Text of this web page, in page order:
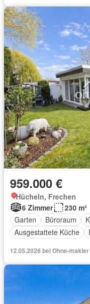
959.000 €
Hücheln, Frechen
6 Zimmer
230 m²
Garten
Büroraum
Ausgestattete Küche
12.05.2026 bei Ohne-